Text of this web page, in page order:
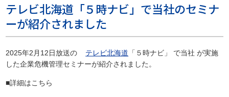
テレビ北海道「５時ナビ」で当社のセミナ
ーが紹介されました
2025年2月12日放送の テレビ北海道 「５時ナビ」 で当社 が実施
した企業危機管理セミナーが紹介されました。
■詳細はこちら